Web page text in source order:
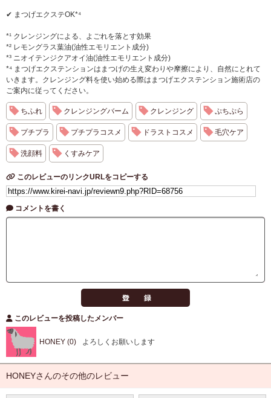
✔ まつげエクステOK*⁴
*¹ クレンジングによる、よごれを落とす効果
*² レモングラス葉油(油性エモリエント成分)
*³ ニオイテンジクアオイ油(油性エモリエント成分)
*⁴ まつげエクステンションはまつげの生え変わりや摩擦により、自然にとれて
いきます。クレンジング料を使い始める際はまつげエクステンション施術店の
ご案内に従ってください。
ちふれ クレンジングバーム クレンジング ぷちぷら
プチプラ プチプラコスメ ドラストコスメ 毛穴ケア
洗顔料 くすみケア
このレビューのリンクURLをコピーする
コメントを書く
このレビューを投稿したメンバー
HONEY (0) よろしくお願いします
HONEYさんのその他のレビュー